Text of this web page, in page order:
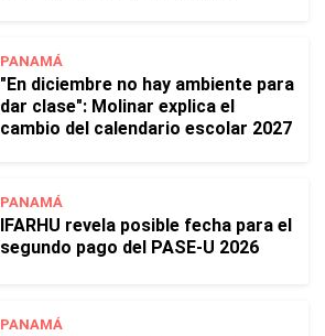
PANAMÁ
"En diciembre no hay ambiente para
dar clase": Molinar explica el
cambio del calendario escolar 2027
PANAMÁ
IFARHU revela posible fecha para el
segundo pago del PASE-U 2026
PANAMÁ